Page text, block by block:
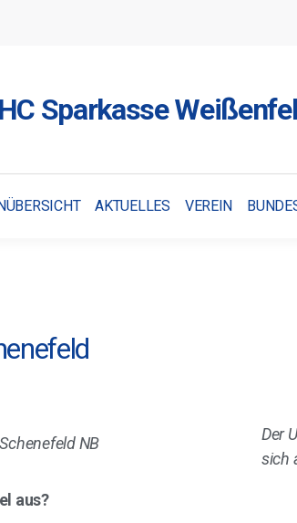
Sparkasse
AKTUELLES VEREIN
Der
sich
aus?